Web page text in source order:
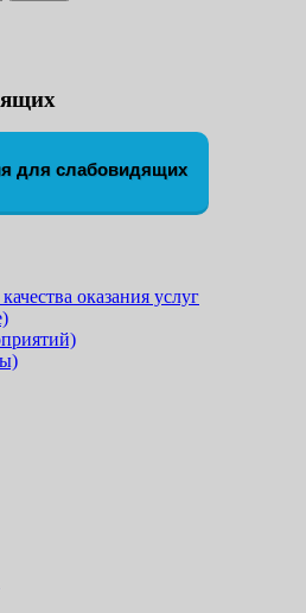
для слабовидящих
оказания услуг